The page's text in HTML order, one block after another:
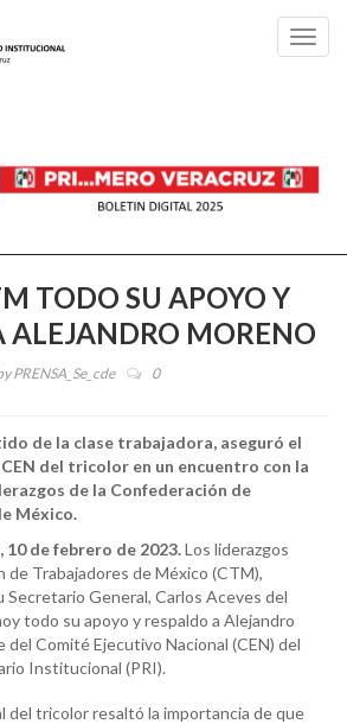
TODO SU APOYO Y
ALEJANDRO MORENO
PRENSA_Se_cde 0
de la clase trabajadora, aseguró el
del tricolor en un encuentro con la
de la Confederación de
México.
10 de febrero de 2023.Los liderazgos
de Trabajadores de México (CTM),
Secretario General, Carlos Aceves del
todo su apoyo y respaldo a Alejandro
Comité Ejecutivo Nacional (CEN) del
Institucional (PRI).
del tricolor resaltó la importancia de que